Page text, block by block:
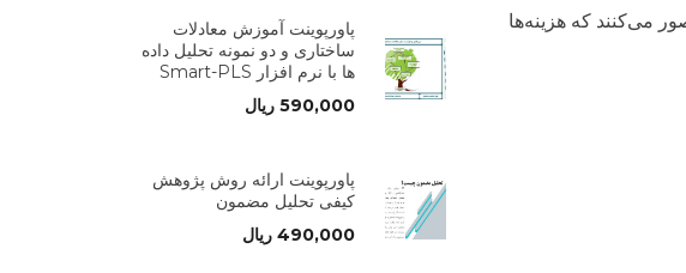
می‌کنند که هزینه‌ها
پاورپوینت آموزش معادلات
ساختاری و دو نمونه تحلیل داده
ها با نرم افزار Smart-PLS
590,000 ریال
پاورپوینت ارائه روش پژوهش
کیفی تحلیل مضمون
490,000 ریال